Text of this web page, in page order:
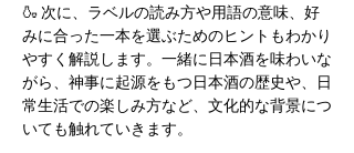
🍶 次に、ラベルの読み方や用語の意味、好
みに合った一本を選ぶためのヒントもわかり
やすく解説します。一緒に日本酒を味わいな
がら、神事に起源をもつ日本酒の歴史や、日
常生活での楽しみ方など、文化的な背景につ
いても触れていきます。